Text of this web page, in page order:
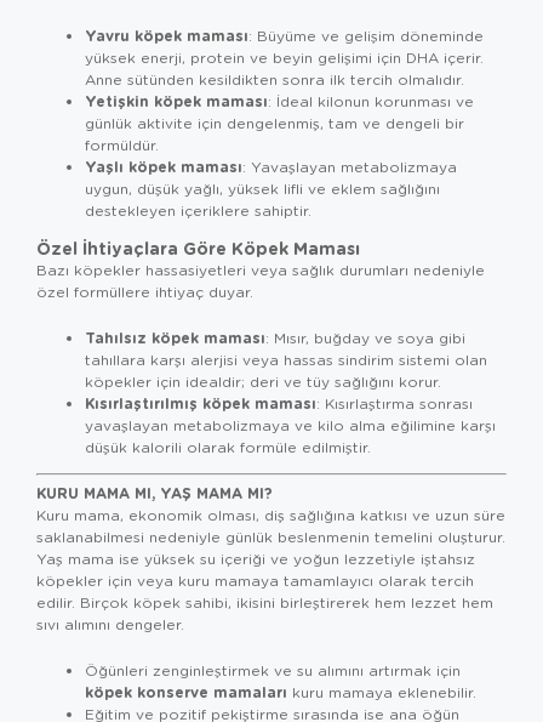
Yavru köpek maması: Büyüme ve gelişim döneminde
yüksek enerji, protein ve beyin gelişimi için DHA içerir.
Anne sütünden kesildikten sonra ilk tercih olmalıdır.
Yetişkin köpek maması: İdeal kilonun korunması ve
günlük aktivite için dengelenmiş, tam ve dengeli bir
formüldür.
Yaşlı köpek maması: Yavaşlayan metabolizmaya
uygun, düşük yağlı, yüksek lifli ve eklem sağlığını
destekleyen içeriklere sahiptir.
Özel İhtiyaçlara Göre Köpek Maması
Bazı köpekler hassasiyetleri veya sağlık durumları nedeniyle
özel formüllere ihtiyaç duyar.
Tahılsız köpek maması: Mısır, buğday ve soya gibi
tahıllara karşı alerjisi veya hassas sindirim sistemi olan
köpekler için idealdir; deri ve tüy sağlığını korur.
Kısırlaştırılmış köpek maması: Kısırlaştırma sonrası
yavaşlayan metabolizmaya ve kilo alma eğilimine karşı
düşük kalorili olarak formüle edilmiştir.
KURU MAMA MI, YAŞ MAMA MI?
Kuru mama, ekonomik olması, diş sağlığına katkısı ve uzun süre
saklanabilmesi nedeniyle günlük beslenmenin temelini oluşturur.
Yaş mama ise yüksek su içeriği ve yoğun lezzetiyle iştahsız
köpekler için veya kuru mamaya tamamlayıcı olarak tercih
edilir. Birçok köpek sahibi, ikisini birleştirerek hem lezzet hem
sıvı alımını dengeler.
Öğünleri zenginleştirmek ve su alımını artırmak için
köpek konserve mamaları kuru mamaya eklenebilir.
Eğitim ve pozitif pekiştirme sırasında ise ana öğün